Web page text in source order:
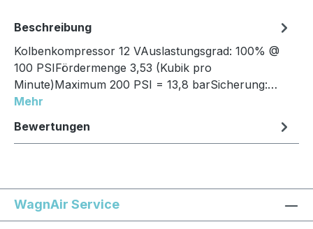
Beschreibung
Kolbenkompressor 12 VAuslastungsgrad: 100% @
100 PSIFördermenge 3,53 (Kubik pro
Minute)Maximum 200 PSI = 13,8 barSicherung:…
Mehr
Bewertungen
WagnAir Service